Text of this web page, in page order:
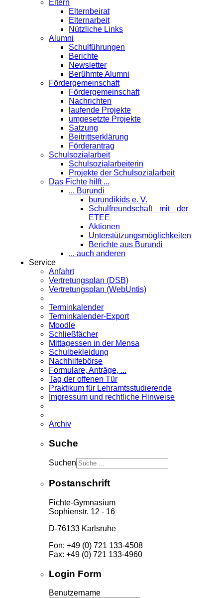
Eltern
Elternbeirat
Elternarbeit
Nützliche Links
Alumni
Schulführungen
Berichte
Newsletter
Berühmte Alumni
Förder­gemeinschaft
Fördergemeinschaft
Nachrichten
laufende Projekte
umgesetzte Projekte
Satzung
Beitrittserklärung
Förderantrag
Schul­sozialarbeit
Schulsozialarbeiterin
Projekte der Schulsozialarbeit
Das Fichte hilft ...
... Burundi
burundikids e. V.
Schulfreundschaft mit der
ETEE
Aktionen
Unterstützungsmöglichkeiten
Berichte aus Burundi
... auch anderen
Service
Anfahrt
Vertretungsplan (DSB)
Vertretungsplan (WebUntis)
Terminkalender
Terminkalender-Export
Moodle
Schließfächer
Mittagessen in der Mensa
Schulbekleidung
Nachhilfebörse
Formulare, Anträge, ...
Tag der offenen Tür
Praktikum für Lehramts­studierende
Impressum und rechtliche Hinweise
Archiv
Suche
Suchen
Postanschrift
Fichte-Gymnasium
Sophienstr. 12 - 16
D-76133 Karlsruhe
Fon: +49 (0) 721 133-4508
Fax: +49 (0) 721 133-4960
Login Form
Benutzername